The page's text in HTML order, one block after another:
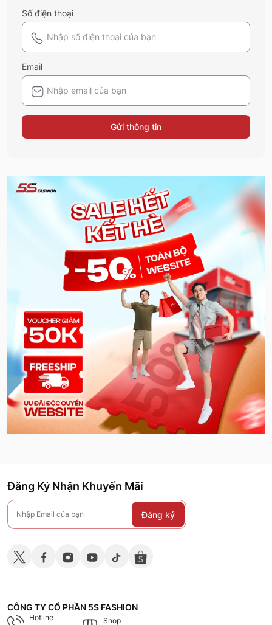
Số điện thoại
Email
Gửi thông tin
Đăng Ký Nhận Khuyến Mãi
Đăng ký
CÔNG TY CỔ PHẦN 5S FASHION
Hotline Shop